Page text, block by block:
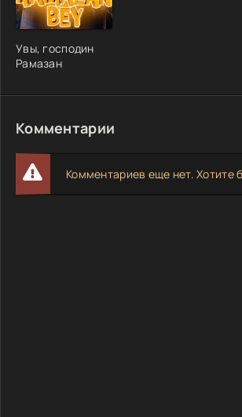
Увы, господин
Рамазан
Комментарии
Комментариев еще нет. Хотите